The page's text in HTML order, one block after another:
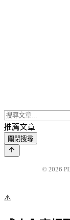
推薦文章
關閉搜尋
© 2026
⚠️